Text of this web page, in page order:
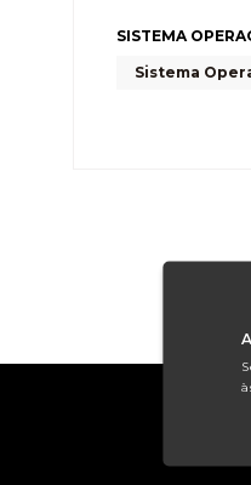
SISTEMA
Sistema